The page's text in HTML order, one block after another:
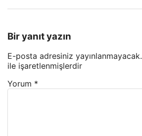
Bir yanıt yazın
E-posta adresiniz yayınlanmayacak.
ile işaretlenmişlerdir
Yorum *